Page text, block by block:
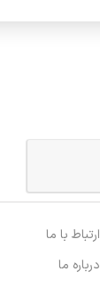
ارتباط با ما
درباره ما